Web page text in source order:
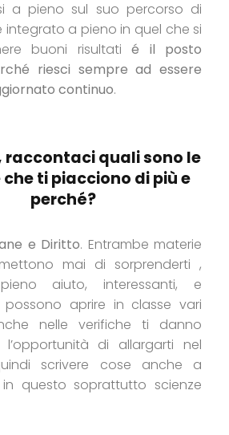
a pieno sul suo percorso di
integrato a pieno in quel che si
buoni risultatié il posto
riesci sempre ad essere
continuo.
raccontaci quali sono le
ti piacciono di più e
perché?
e Diritto. Entrambe materie
mai di sorprenderti ,
aiuto, interessanti, e
aprire in classe vari
nelle verifiche ti danno
di allargarti nel
scrivere cose anche a
questo soprattutto scienze